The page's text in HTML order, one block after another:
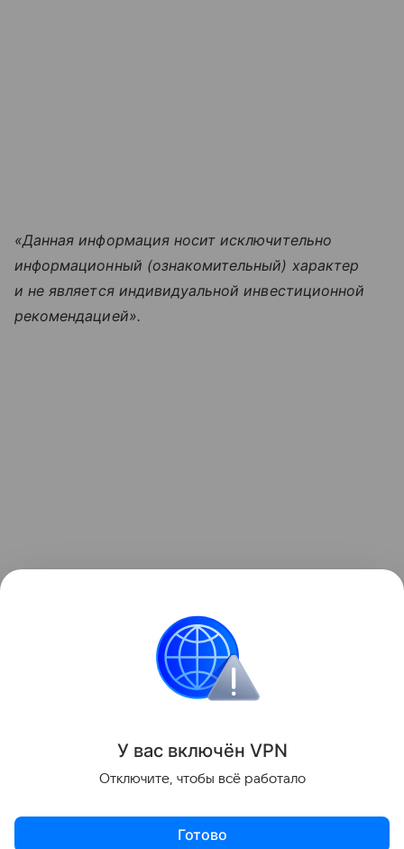
«Данная информация носит исключительно
информационный (ознакомительный) характер
и не является индивидуальной инвестиционной
рекомендацией».
Что такое криптовалюта
В статье выясним, что такое криптовалюта, для чего
она нужна, как ее можно купить, хранить
У вас включён VPN
Отключите, чтобы всё работало
Готово